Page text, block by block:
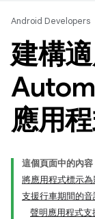
Android Developers
建構
應用
這個頁面中的內容
將應用程式標示
支援行車期間的
聲明應用程式